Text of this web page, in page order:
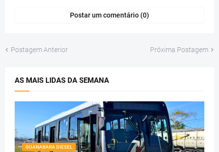
Postar um comentário (0)
Postagem Anterior Próxima Postagem
AS MAIS LIDAS DA SEMANA
GUANABARA DIESEL